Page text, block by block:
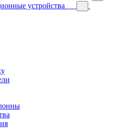
устройства